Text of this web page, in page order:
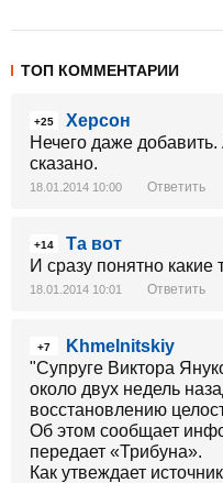
ТОП КОММЕНТАРИИ
+25
Херсон
Нечего даже
сказано.
18.01.2014 10:00 Ответить
+14
Та вот
И сразу понятно какие
18.01.2014 10:01 Ответить
+7
Khmelnitskiy
"Супруге Виктора
около двух недель
восстановлению
Об этом сообщает
передает «Трибуна».
Как утвеждает